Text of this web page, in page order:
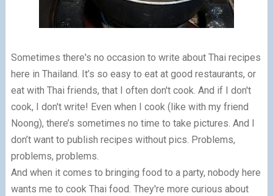
Sometimes there's no occasion to write about Thai recipes
here in Thailand. It’s so easy to eat at good restaurants, or
eat with Thai friends, that I often don't cook. And if I don't
cook, I don't write! Even when I cook (like with my friend
Noong), there’s sometimes no time to take pictures. And I
don’t want to publish recipes without pics. Problems,
problems, problems.
And when it comes to bringing food to a party, nobody here
wants me to cook Thai food. They're more curious about